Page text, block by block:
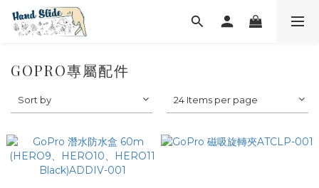
GOPRO專屬配件
Sort by 24 Items per page